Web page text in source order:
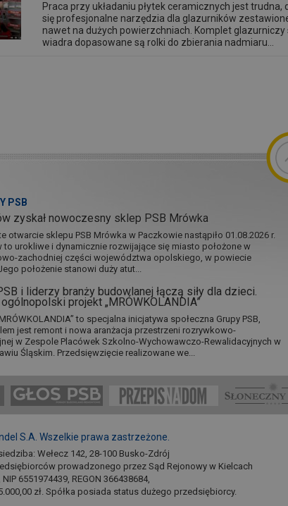
Praca przy układaniu płytek ceramicznych jest
się profesjonalne narzędzia dla glazurników
nawet na dużych powierzchniach. Komplet
wiadra dopasowane są rolki do zbierania nadmiaru...
PSB
zyskał nowoczesny sklep PSB Mrówka
otwarcie sklepu PSB Mrówka w Paczkowie nastąpiło 01.08.2026 r.
to urokliwe i dynamicznie rozwijające się miasto położone w
zachodniej części województwa opolskiego, w powiecie
położenie stanowi duży atut...
i liderzy branży budowlanej łączą siły dla dzieci.
ogólnopolski projekt „MRÓWKOLANDIA”
to specjalna inicjatywa społeczna Grupy PSB,
jest remont i nowa aranżacja przestrzeni rozrywkowo-
w Zespole Placówek Szkolno-Wychowawczo-Rewalidacyjnych w
Śląskim. Przedsięwzięcie realizowane we...
S.A. Wszelkie prawa zastrzeżone.
Wełecz 142, 28-100 Busko-Zdrój
prowadzonego przez Sąd Rejonowy w Kielcach
6551974439, REGON 366438684,
zł. Spółka posiada status dużego przedsiębiorcy.